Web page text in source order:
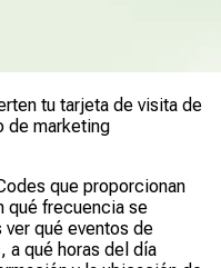
tu tarjeta de visita de
de marketing
que proporcionan
qué frecuencia se
qué eventos de
a qué horas del día